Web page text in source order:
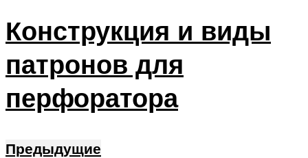
Конструкция и виды
патронов для
перфоратора
Предыдущие